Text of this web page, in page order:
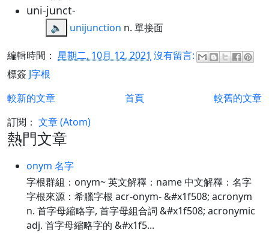
uni-junct-
🔈 unijunction n. 單接面
編輯時間： 星期二, 10月 12, 2021 沒有留言:
標簽 J字根
較新的文章
較舊的文章
首頁
訂閱： 文章 (Atom)
熱門文章
onym 名字
字根群組：onym~ 英文解釋：name 中文解釋：名字
字根來源：希臘字根 acr-onym- &#x1f508; acronym
n. 首字母縮略字, 首字母組合詞 &#x1f508; acronymic
adj. 首字母縮略字的 &#x1f5...